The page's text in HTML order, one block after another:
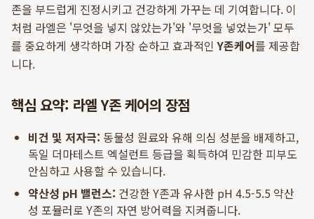
존을 부드럽게 진정시키고 건강하게 가꾸는 데 기여합니다. 이
처럼 라엘은 '무엇을 넣지 않았는가'와 '무엇을 넣었는가' 모두
를 중요하게 생각하며 가장 순하고 효과적인Y존케어를 제공합
니다.
핵심 요약: 라엘 Y존 케어의 장점
비건 및 저자극: 동물성 원료와 유해 의심 성분을 배제하고,
독일 더마테스트 엑설런트 등급을 획득하여 민감한 피부도
안심하고 사용할 수 있습니다.
약산성 pH 밸런스: 건강한 Y존과 유사한 pH 4.5-5.5 약산
성 포뮬러로 Y존의 자연 방어력을 지켜줍니다.